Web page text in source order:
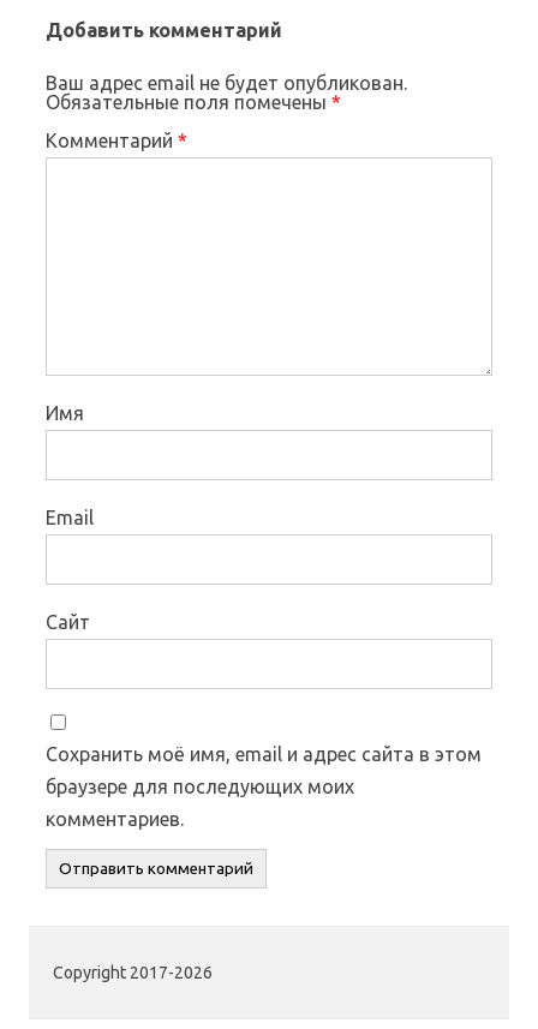
Добавить комментарий
Ваш адрес email не будет опубликован.
Обязательные поля помечены *
Комментарий *
Имя
Email
Сайт
Сохранить моё имя, email и адрес сайта в этом
браузере для последующих моих
комментариев.
Copyright 2017-2026